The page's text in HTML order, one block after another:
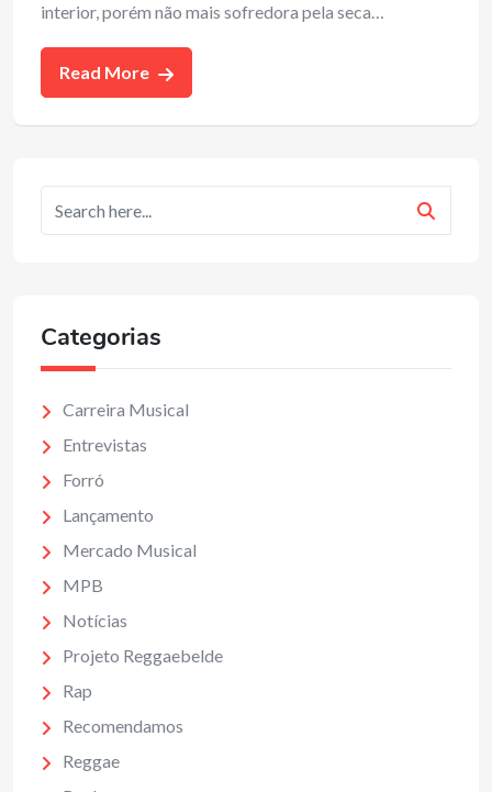
interior, porém não mais sofredora pela seca…
Read More
Categorias
Carreira Musical
Entrevistas
Forró
Lançamento
Mercado Musical
MPB
Notícias
Projeto Reggaebelde
Rap
Recomendamos
Reggae